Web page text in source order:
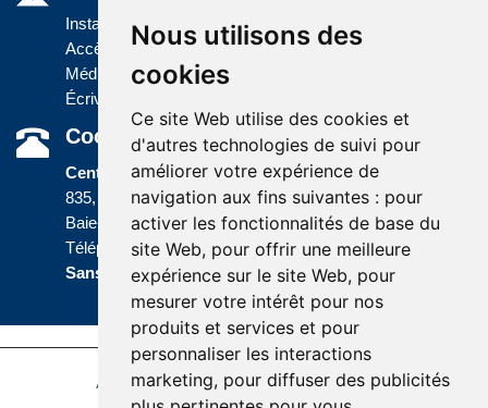
Nous utilisons des
cookies
Ce site Web utilise des cookies et
d'autres technologies de suivi pour
améliorer votre expérience de
navigation aux fins suivantes : pour
activer les fonctionnalités de base du
site Web, pour offrir une meilleure
expérience sur le site Web, pour
mesurer votre intérêt pour nos
produits et services et pour
personnaliser les interactions
marketing, pour diffuser des publicités
Installations
Accès à l'information
Médias
Écrivez-nous
Coordonnées
Centre administratif
835, boulevard Jolliet
Baie-Comeau (Québec) G5C 1P5
Téléphone :418 589-9845 ou
Sans frais : 1 800 463-5142
Accessibilité Plan du site
Politique de confidentialité